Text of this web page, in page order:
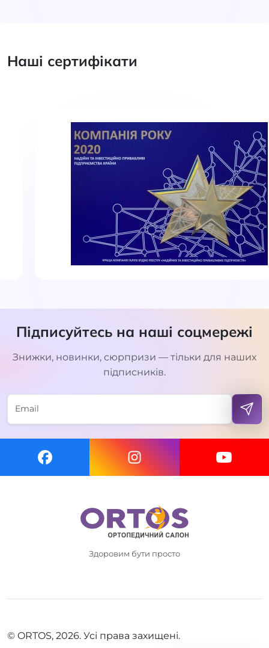
Наші сертифікати
Підписуйтесь на наші соцмережі
Знижки, новинки, сюрпризи — тільки для наших
підписників.
Здоровим бути просто
© ORTOS, 2026. Усі права захищені.